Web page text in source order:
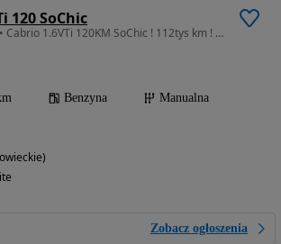
120 SoChic
1598 cm3 • 120 KM • Cabrio 1.6VTi 120KM SoChic ! 112tys km ! Super Stan !
Benzyna
Manualna
Zobacz ogłoszenia